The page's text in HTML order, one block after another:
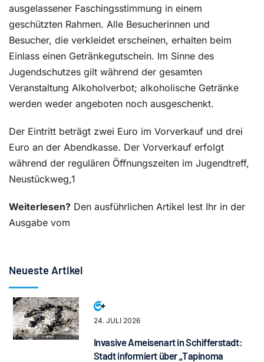
ausgelassener Faschingsstimmung in einem
geschützten Rahmen. Alle Besucherinnen und
Besucher, die verkleidet erscheinen, erhalten beim
Einlass einen Getränkegutschein. Im Sinne des
Jugendschutzes gilt während der gesamten
Veranstaltung Alkoholverbot; alkoholische Getränke
werden weder angeboten noch ausgeschenkt.
Der Eintritt beträgt zwei Euro im Vorverkauf und drei
Euro an der Abendkasse. Der Vorverkauf erfolgt
während der regulären Öffnungszeiten im Jugendtreff,
Neustückweg,1
Weiterlesen? Den ausführlichen Artikel lest Ihr in der
Ausgabe vom
Neueste Artikel
24. JULI 2026
Invasive Ameisenart in Schifferstadt:
Stadt informiert über „Tapinoma